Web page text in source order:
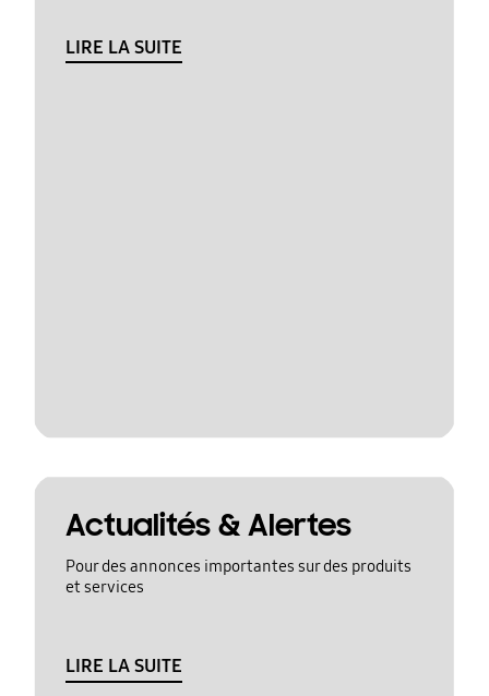
LIRE LA SUITE
Actualités & Alertes
Pour des annonces importantes sur des produits
et services
LIRE LA SUITE